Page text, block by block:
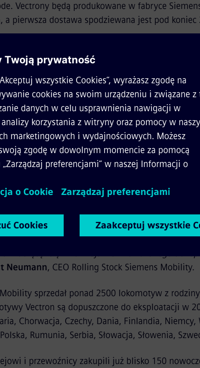
Vectrony będą produkowane w fabryce
a pierwsza dostawa spodziewana jest pod koniec
że możemy po raz kolejny zwiększyć
wzmocnić naszą pozycję rynkową, zwłaszcza
ze strony naszych obecnych i nowych
wielosystemowe. Dzięki temu
klientom najwyższą możliwą elastyczność
i wysoce dostępnej platformie”
dyrektor zarządzający działu lokomotyw
kontynuować naszą udaną współpracę z
lokomotywom Vectron. Włączenie naszych
do umowy ramowej
i ich klientom najbardziej wszechstronnych i
Jesteśmy szczególnie dumni z dostarczenia
Francji, które demonstrują swoje możliwości w
To przełomowe osiągnięcie nie tylko
znaczącą rolę w rozwoju zrównoważonego
Neumann, CEO Rolling Stock Siemens Mobility.
sprzedał ponad 2500 lokomotyw z
Vectron są dopuszczone do eksploatacji w
Chorwacja, Czechy, Dania, Finlandia, Niemcy,
Rumunia, Serbia, Słowacja, Słowenia,
i przewoźnicy zakupili już blisko 150